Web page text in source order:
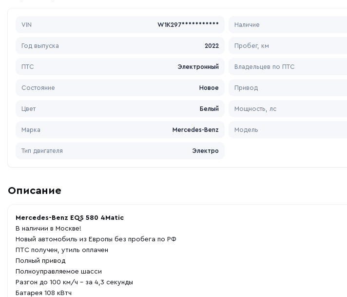
VIN W1K297*********** Наличие
Год выпуска 2022 Пробег, км
ПТС Электронный Владельцев по ПТС
Состояние Новое Привод
Цвет Белый Мощность, лс
Марка Mercedes-Benz Модель
Тип двигателя Электро
Описание
Mercedes-Benz EQS 580 4Matic
В наличии в Москве!
Новый автомобиль из Европы без пробега по РФ
ПТС получен, утиль оплачен
Полный привод
Полноуправляемое шасси
Разгон до 100 км/ч - за 4,3 секунды
Батарея 108 кВтч